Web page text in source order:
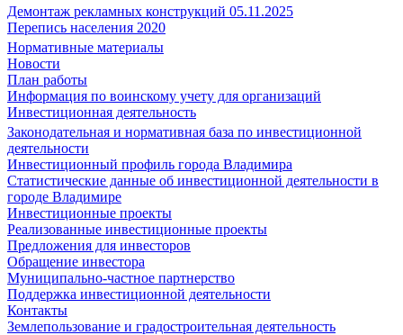
Демонтаж рекламных конструкций 05.11.2025
Перепись населения 2020
Нормативные материалы
Новости
План работы
Информация по воинскому учету для организаций
Инвестиционная деятельность
Законодательная и нормативная база по инвестиционной
деятельности
Инвестиционный профиль города Владимира
Статистические данные об инвестиционной деятельности в
городе Владимире
Инвестиционные проекты
Реализованные инвестиционные проекты
Предложения для инвесторов
Обращение инвестора
Муниципально-частное партнерство
Поддержка инвестиционной деятельности
Контакты
Землепользование и градостроительная деятельность